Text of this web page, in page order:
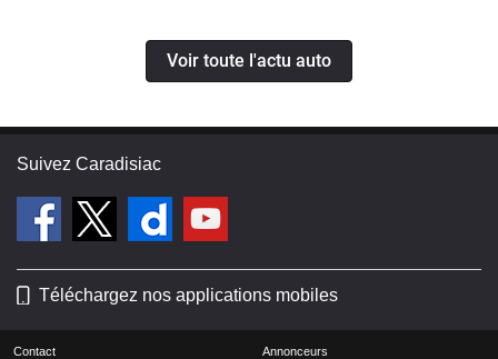
Voir toute l'actu auto
Suivez Caradisiac
Téléchargez nos applications mobiles
Contact Annonceurs